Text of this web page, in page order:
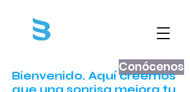
Conócenos
Bienvenido. Aquí creemos